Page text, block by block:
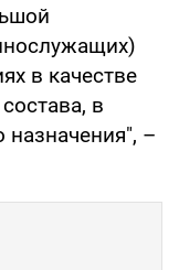
в качестве
в
назначения", –